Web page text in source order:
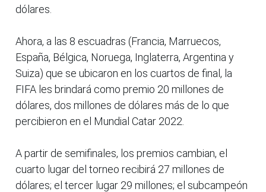
dólares.
Ahora, a las 8 escuadras (Francia, Marruecos,
España, Bélgica, Noruega, Inglaterra, Argentina y
Suiza) que se ubicaron en los cuartos de final, la
FIFA les brindará como premio 20 millones de
dólares, dos millones de dólares más de lo que
percibieron en el Mundial Catar 2022.
A partir de semifinales, los premios cambian, el
cuarto lugar del torneo recibirá 27 millones de
dólares; el tercer lugar 29 millones; el subcampeón